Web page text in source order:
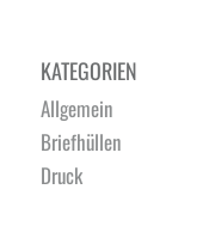
KATEGORIEN
Allgemein
Briefhüllen
Druck